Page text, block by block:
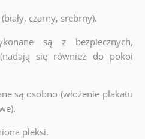
czarny, srebrny).
są z bezpiecznych,
się również do pokoi
są osobno (włożenie plakatu
pleksi.